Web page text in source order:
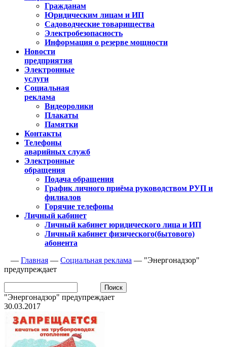
Гражданам
Юридическим лицам и ИП
Садоводческие товарищества
Электробезопасность
Информация о резерве мощности
Новости
предприятия
Электронные
услуги
Социальная
реклама
Видеоролики
Плакаты
Памятки
Контакты
Телефоны
аварийных служб
Электронные
обращения
Подача обращения
График личного приёма руководством РУП и
филиалов
Горячие телефоны
Личный кабинет
Личный кабинет юридического лица и ИП
Личный кабинет физического(бытового)
абонента
— Главная — Социальная реклама — "Энергонадзор"
предупреждает
"Энергонадзор" предупреждает
30.03.2017